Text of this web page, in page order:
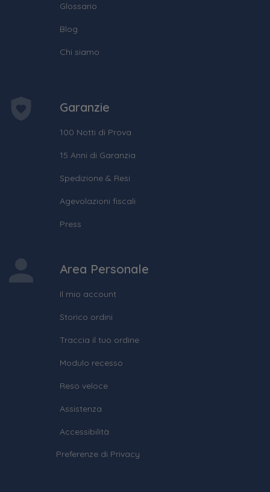
Glossario
Blog
Chi siamo
Garanzie
100 Notti di Prova
15 Anni di Garanzia
Spedizione & Resi
Agevolazioni fiscali
Press
Area Personale
Il mio account
Storico ordini
Traccia il tuo ordine
Modulo recesso
Reso veloce
Assistenza
Accessibilità
Preferenze di Privacy